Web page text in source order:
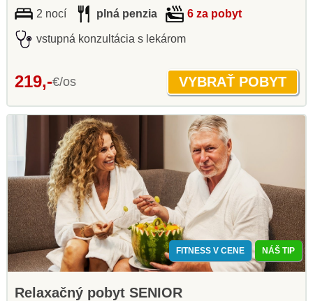
2 nocí plná penzia 6 za pobyt
vstupná konzultácia s lekárom
219,-€/os
FITNESS V CENE NÁŠ TIP
Relaxačný pobyt SENIOR